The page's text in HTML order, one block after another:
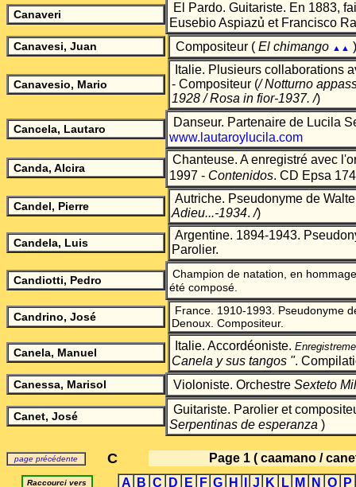
Canaveri
El Pardo. Guitariste. En 1883,
Eusebio Aspiazủ et Francisco
Canavesi, Juan Compositeur ( El chimango ▲▲ )
Canavesio, Mario
Italie. Plusieurs collaborations
- Compositeur (/ Notturno
1928 / Rosa in fior-1937. /)
Cancela, Lautaro
Danseur. Partenaire de Lucila
www.lautaroylucila.com
Canda, Alcira
Chanteuse. A enregistré avec
1997 - Contenidos. CD Epsa
Candel, Pierre
Autriche. Pseudonyme de
Adieu...-1934. /)
Candela, Luis
Argentine. 1894-1943.
Parolier.
Candiotti, Pedro
Champion de natation, en
été composé.
Candrino, José
France. 1910-1993. Pseudonyme
Denoux. Compositeur.
Canela, Manuel Italie. Accordéoniste.
Canela y sus tangos ".
Canessa, Marisol Violoniste. Orchestre Sexteto
Canet, José
Guitariste. Parolier et
Serpentinas de esperanza )
page précédente C Page 1 ( caamano /
Raccourci vers A B C D E F G H J K L M N O P